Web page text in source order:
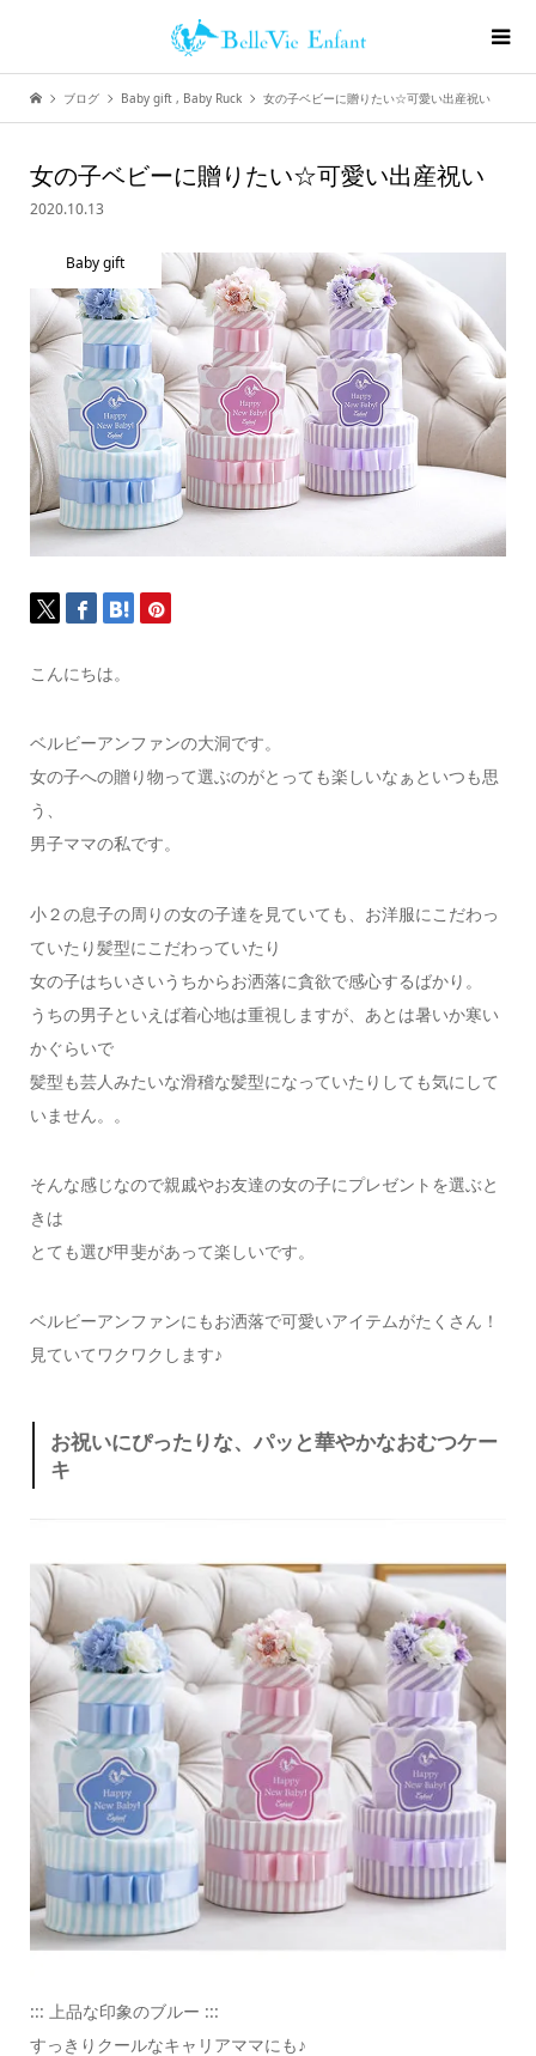
ブログ Baby gift , Baby Ruck 女の子ベビーに贈りたい☆可愛い出産祝い
女の子ベビーに贈りたい☆可愛い出産祝い
2020.10.13
Baby gift
こんにちは。
ベルビーアンファンの大洞です。
女の子への贈り物って選ぶのがとっても楽しいなぁといつも思
う、
男子ママの私です。
小２の息子の周りの女の子達を見ていても、お洋服にこだわっ
ていたり髪型にこだわっていたり
女の子はちいさいうちからお洒落に貪欲で感心するばかり。
うちの男子といえば着心地は重視しますが、あとは暑いか寒い
かぐらいで
髪型も芸人みたいな滑稽な髪型になっていたりしても気にして
いません。。
そんな感じなので親戚やお友達の女の子にプレゼントを選ぶと
きは
とても選び甲斐があって楽しいです。
ベルビーアンファンにもお洒落で可愛いアイテムがたくさん！
見ていてワクワクします♪
お祝いにぴったりな、パッと華やかなおむつケー
キ
::: 上品な印象のブルー :::
すっきりクールなキャリアママにも♪